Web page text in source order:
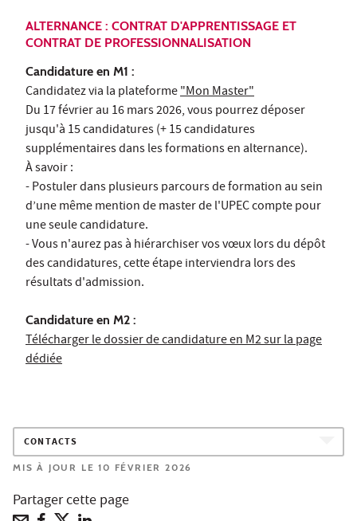
ALTERNANCE : CONTRAT D'APPRENTISSAGE ET
CONTRAT DE PROFESSIONNALISATION
Candidature en M1 :
Candidatez via la plateforme"Mon Master"
Du 17 février au 16 mars 2026, vous pourrez déposer
jusqu'à 15 candidatures (+ 15 candidatures
supplémentaires dans les formations en alternance).
À savoir :
- Postuler dans plusieurs parcours de formation au sein
d’une même mention de master de l'UPEC compte pour
une seule candidature.
- Vous n'aurez pas à hiérarchiser vos vœux lors du dépôt
des candidatures, cette étape interviendra lors des
résultats d'admission.
Candidature en M2 :
Télécharger le dossier de candidature en M2 sur la page
dédiée
CONTACTS
MIS À JOUR LE 10 FÉVRIER 2026
Partager cette page